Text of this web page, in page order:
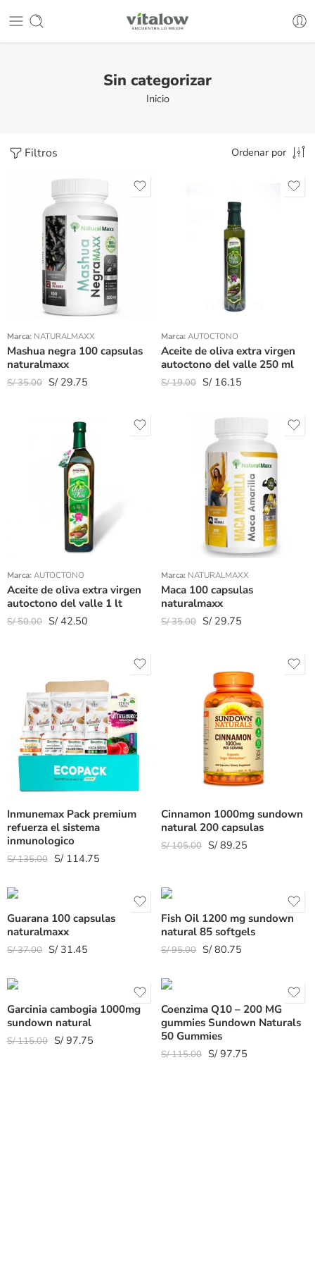
Sin categorizar
Inicio
Filtros Ordenar por
Marca: NATURALMAXX
Mashua negra 100 capsulas
naturalmaxx
S/35.00 S/29.75
Marca:AUTOCTONO
Aceite de oliva extra virgen
autoctono del valle 250 ml
S/19.00 S/16.15
Marca:AUTOCTONO
Aceite de oliva extra virgen
autoctono del valle 1 lt
S/50.00 S/42.50
Marca: NATURALMAXX
Maca 100 capsulas
naturalmaxx
S/35.00 S/29.75
Inmunemax Pack premium
refuerza el sistema
inmunologico
S/135.00 S/114.75
Cinnamon 1000mg sundown
natural 200 capsulas
S/105.00 S/89.25
Guarana 100 capsulas
naturalmaxx
S/37.00 S/31.45
Fish Oil 1200 mg sundown
natural 85 softgels
S/95.00 S/80.75
Garcinia cambogia 1000mg
sundown natural
S/115.00 S/97.75
Coenzima Q10 – 200 MG
gummies Sundown Naturals
50 Gummies
S/115.00 S/97.75